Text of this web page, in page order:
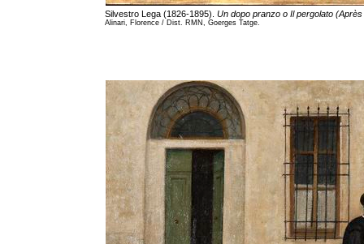
Silvestro Lega (1826-1895). Un dopo pranzo o Il pergolato
Alinari, Florence / Dist. RMN, Goerges Tatge.